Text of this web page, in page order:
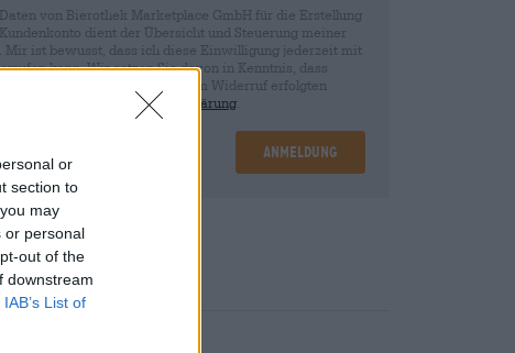
or
section to
may
or personal
out of the
downstream
IAB’s List of
von Bierothek Marketplace GmbH für die Erstellung
dient der Übersicht und Steuerung meiner
ist bewusst, dass ich diese Einwilligung jederzeit mit
kann. Wir setzen Sie davon in Kenntnis, dass
der Einwilligung bis zum Widerruf erfolgten
in unserer
Datenschutzerklärung
Anmeldung
Pfand € 0,15